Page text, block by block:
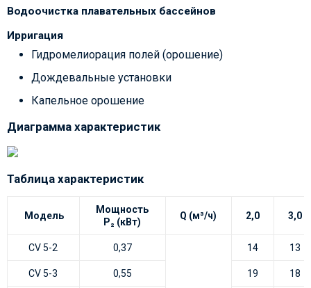
Водоочистка плавательных бассейнов
Ирригация
Гидромелиорация полей (орошение)
Дождевальные установки
Капельное орошение
Диаграмма характеристик
Таблица характеристик
Модель
Мощность
P₂ (кВт)
Q (м³/ч) 2,0 3,0
CV 5-2 0,37 14 13
CV 5-3 0,55 19 18